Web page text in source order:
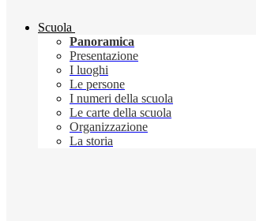
Scuola
Panoramica
Presentazione
I luoghi
Le persone
I numeri della scuola
Le carte della scuola
Organizzazione
La storia